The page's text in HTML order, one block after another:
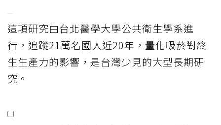
這項研究由台北醫學大學公共衛生學系進
行，追蹤21萬名國人近20年，量化吸菸對終
生生產力的影響，是台灣少見的大型長期研
究。